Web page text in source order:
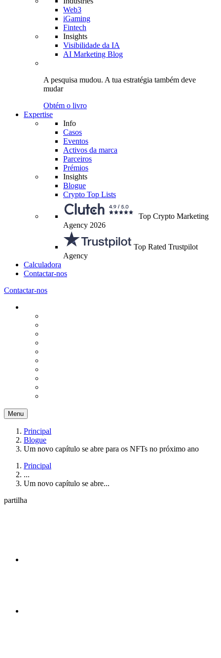
Web3
iGaming
Fintech
Insights
Visibilidade da IA
AI Marketing Blog
A pesquisa mudou. A tua estratégia também deve
mudar
Obtém o livro
Expertise
Info
Casos
Eventos
Activos da marca
Parceiros
Prémios
Insights
Blogue
Crypto Top Lists
Top Crypto Marketing
Agency 2026
Top Rated Trustpilot
Agency
Calculadora
Contactar-nos
Contactar-nos
Menu
Principal
Blogue
Um novo capítulo se abre para os NFTs no próximo ano
Principal
...
Um novo capítulo se abre...
partilha